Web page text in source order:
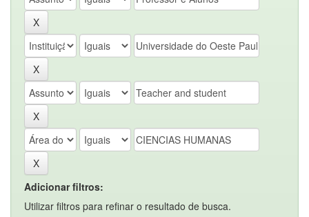
Adicionar filtros:
Utilizar filtros para refinar o resultado de busca.